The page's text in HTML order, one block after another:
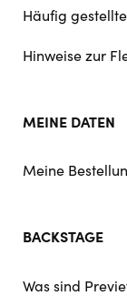
Häufig
Hinweise zur
MEINE DATEN
Meine
BACKSTAGE
Was sind